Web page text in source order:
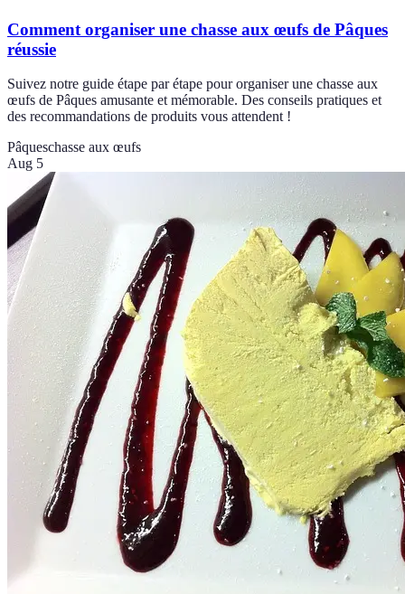
Comment organiser une chasse aux œufs de Pâques
réussie
Suivez notre guide étape par étape pour organiser une chasse aux
œufs de Pâques amusante et mémorable. Des conseils pratiques et
des recommandations de produits vous attendent !
Pâqueschasse aux œufs
Aug 5